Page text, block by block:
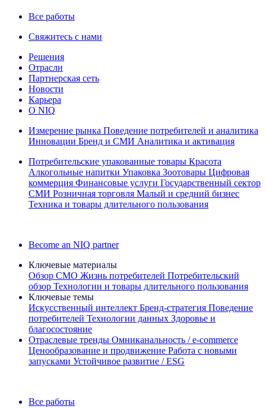
Все работы
Свяжитесь с нами
Решения
Отрасли
Партнерская сеть
Новости
Карьера
О NIQ
Измерение рынка Поведение потребителей и аналитика
Инновации Бренд и СМИ Аналитика и активация
Потребительские упакованные товары Красота
Алкогольные напитки Упаковка Зоотовары Цифровая
коммерция Финансовые услуги Государственный сектор
СМИ Розничная торговля Малый и средний бизнес
Техника и товары длительного пользования
Become an NIQ partner
Ключевые материалы
Обзор CMO Жизнь потребителей Потребительский
обзор Технологии и товары длительного пользования
Ключевые темы
Искусственный интеллект Бренд‑стратегия Поведение
потребителей Технологии данных Здоровье и
благосостояние
Отраслевые тренды Омниканальность / e‑commerce
Ценообразование и продвижение Работа с новыми
запусками Устойчивое развитие / ESG
Все работы